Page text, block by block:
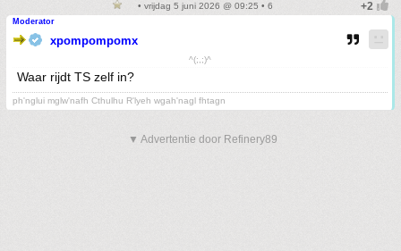
• vrijdag 5 juni 2026 @ 09:25 • 6
Moderator
xpompompomx
^(;,;)^
Waar rijdt TS zelf in?
ph'nglui mglw'nafh Cthulhu R'lyeh wgah'nagl fhtagn
▼ Advertentie door Refinery89